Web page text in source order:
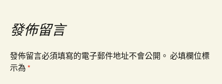
覽發佈留言
發佈留言必須填寫的電子郵件地址不會公開。 必填欄位標
示為 *